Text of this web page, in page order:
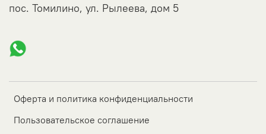
Оферта и политика конфиденциальности
Пользовательское соглашение
пос. Томилино, ул. Рылеева, дом 5